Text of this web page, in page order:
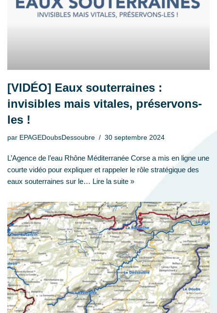
[VIDÉO] Eaux souterraines :
invisibles mais vitales, préservons-
les !
par EPAGEDoubsDessoubre 30 septembre 2024
L’Agence de l’eau Rhône Méditerranée Corse a mis en ligne une
courte vidéo pour expliquer et rappeler le rôle stratégique des
eaux souterraines sur le… Lire la suite »